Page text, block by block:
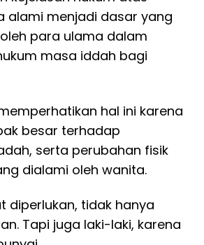
alami menjadi dasar yang
para ulama dalam
masa iddah bagi
hal ini karena
besar terhadap
serta perubahan fisik
dialami oleh wanita.
diperlukan, tidak hanya
Tapi juga laki-laki, karena